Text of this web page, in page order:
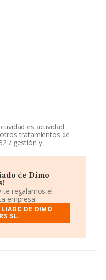
es actividad
tratamientos de
/ gestión y
inmobiliaria, 69.20 /
de libros,
ser. La empresa está
Clasifica su
código 9621. La
mercados exteriores.
, B13890520, se
5 0 1, (25110), Alpicat, en
de Dimo
te regalamos el
empresa.
DE DIMO
SL.